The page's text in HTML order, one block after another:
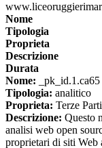
Nome
Tipologia
Proprieta
Descrizione
Durata
Nome: _pk_id.1.ca65
Tipologia: analitico
Proprieta: Terze Parti
Descrizione: Questo
analisi web open
proprietari di siti Web